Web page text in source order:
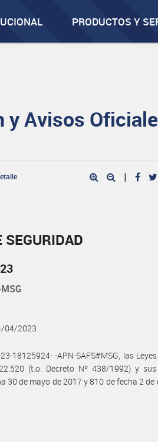
PRODUCTOS Y
y Avisos
|
04/2023
18125924- -APN-SAFS#MSG, las
(t.o. Decreto Nº 438/1992) y
30 de mayo de 2017 y 810 de fecha 2 de